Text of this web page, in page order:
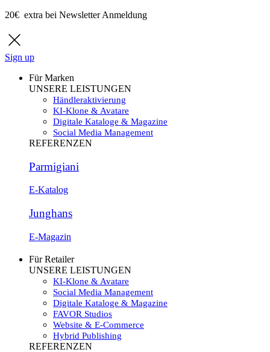
20€ extra bei Newsletter Anmeldung
Sign up
Für Marken
UNSERE LEISTUNGEN
Händleraktivierung
KI-Klone & Avatare
Digitale Kataloge & Magazine
Social Media Management
REFERENZEN
Parmigiani
E-Katalog
Junghans
E-Magazin
Für Retailer
UNSERE LEISTUNGEN
KI-Klone & Avatare
Social Media Management
Digitale Kataloge & Magazine
FAVOR Studios
Website & E-Commerce
Hybrid Publishing
REFERENZEN